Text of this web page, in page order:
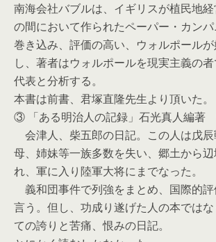
南海会社バブルは、イギリスが植民地
の間において作られたペーパー・カン
巻き込み、評価の高い、ウォルポール
し、著者はウォルポールを現実主義の
代表と分析する。
本書は前書、君塚直隆先生より頂いた。
③ 「ある明治人の記録」石光真人編著
会津人、柴五郎の日記。この人は戊辰
母、姉妹等一族多数を失い、郷土から
れ、軍に入り陸軍大将にまでなった。
義和団事件で列強をまとめ、国際的評
言う。但し、功成り遂げた人の本では
ての誇りと苦痛、恨みの日記。